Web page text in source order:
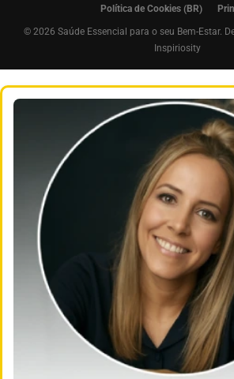
Política de Cookies (BR)
© 2026 Saúde Essencial para o seu Bem-Estar.
Inspiriosity